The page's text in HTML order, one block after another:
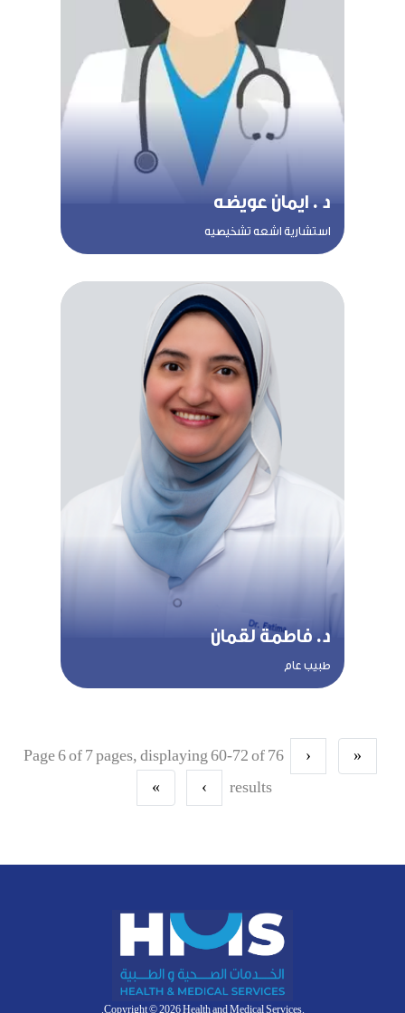
د . ايمان عويضه
استشارية اشعه تشخيصيه
د. فاطمة لقمان
طبيب عام
«
‹
Page 6 of 7 pages, displaying 60-72 of 76
results
›
»
.Copyright © 2026 Health and Medical Services.